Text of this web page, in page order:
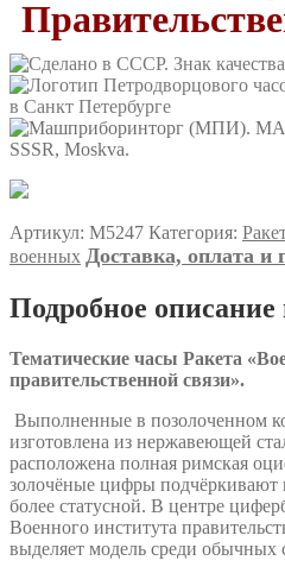
Артикул: M5247 Категория:
военных Доставка, оплата и
Подробное
Тематические часы Ракета
правительственной связи».
Выполненные в позолоченном
изготовлена из нержавеющей
расположена полная римская
золочёные цифры подчёркивают
более статусной. В центре
Военного института
выделяет модель среди обычных